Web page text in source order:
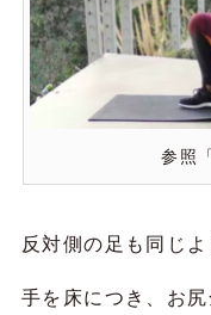
参照
反対側の足も同じよ
手を床につき、お